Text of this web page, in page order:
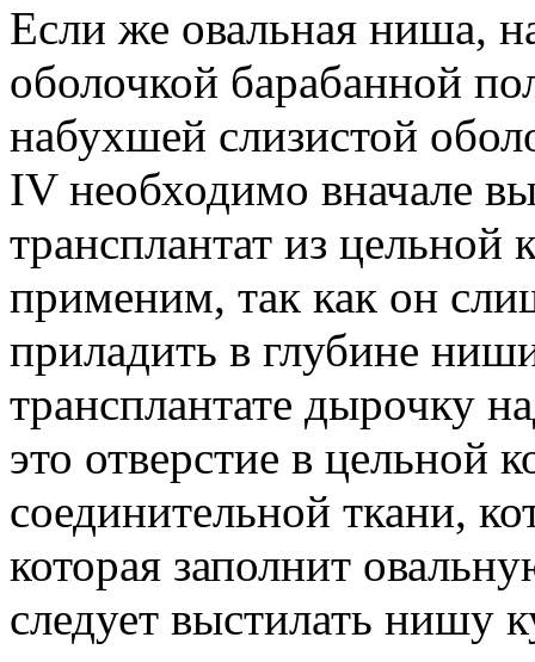
Если же овальная ниша,
оболочкой барабанной
набухшей слизистой
IV необходимо вначале
трансплантат из
применим, так как он
приладить в глубине
трансплантате дырочку
это отверстие в цельной
соединительной ткани,
которая заполнит
следует выстилать нишу